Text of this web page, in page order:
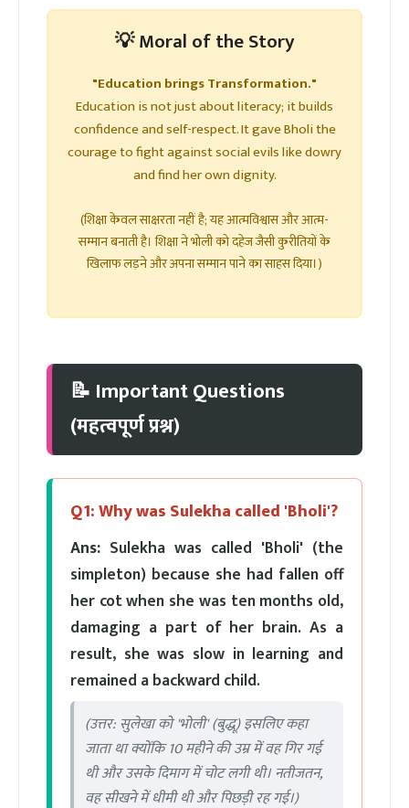
💡 Moral of the Story
"Education brings Transformation."
Education is not just about literacy; it builds
confidence and self-respect. It gave Bholi the
courage to fight against social evils like dowry
and find her own dignity.
(शिक्षा केवल साक्षरता नहीं है; यह आत्मविश्वास और आत्म-
सम्मान बनाती है। शिक्षा ने भोली को दहेज जैसी कुरीतियों के
खिलाफ लड़ने और अपना सम्मान पाने का साहस दिया।)
📝 Important Questions
(महत्वपूर्ण प्रश्न)
Q1: Why was Sulekha called 'Bholi'?
Ans: Sulekha was called 'Bholi' (the
simpleton) because she had fallen off
her cot when she was ten months old,
damaging a part of her brain. As a
result, she was slow in learning and
remained a backward child.
(उत्तर: सुलेखा को 'भोली' (बुद्धू) इसलिए कहा
जाता था क्योंकि 10 महीने की उम्र में वह गिर गई
थी और उसके दिमाग में चोट लगी थी। नतीजतन,
वह सीखने में धीमी थी और पिछड़ी रह गई।)